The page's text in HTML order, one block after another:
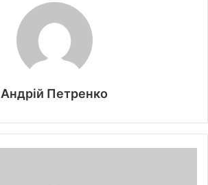
Андрій Петренко